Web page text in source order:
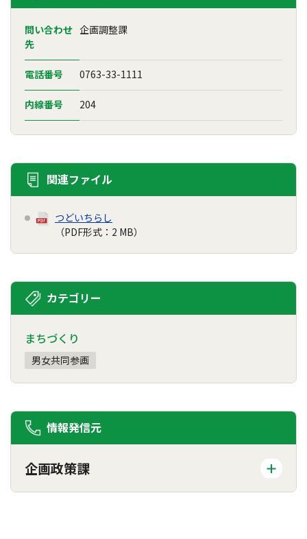
問い合わせ
先
企画調整課
電話番号 0763-33-1111
内線番号 204
関連ファイル
つどいちらし
（PDF形式：2 MB）
カテゴリー
まちづくり
男女共同参画
情報発信元
企画政策課